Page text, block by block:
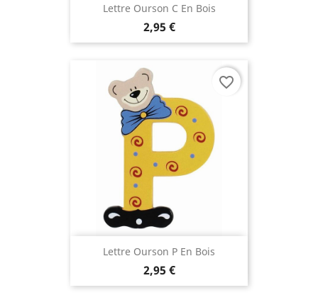
Lettre Ourson C En Bois
2,95 €
Lettre Ourson P En Bois
2,95 €
favorite_border